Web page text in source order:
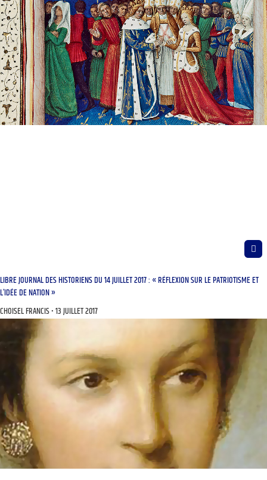
LIBRE JOURNAL DES HISTORIENS DU 14 JUILLET 2017 : « RÉFLEXION SUR LE PATRIOTISME ET
L’IDÉE DE NATION »
CHOISEL FRANCIS 13 JUILLET 2017